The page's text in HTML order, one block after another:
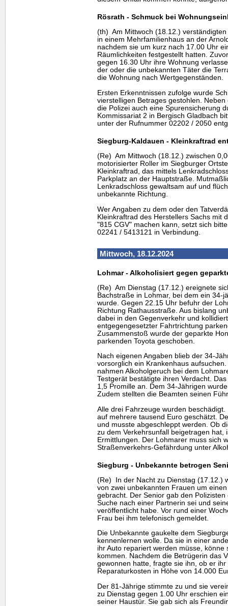
Rösrath - Schmuck bei
(th) Am Mittwoch (18.12.)
in einem Mehrfamilienhaus an der
nachdem sie um kurz nach 17.00 Uhr
Räumlichkeiten festgestellt hatten.
gegen 16.30 Uhr ihre Wohnung
der oder die unbekannten Täter die
die Wohnung nach Wertgegenständen.
Ersten Erkenntnissen zufolge wurde
vierstelligen Betrages gestohlen.
die Polizei auch eine Spurensicherung
Kommissariat 2 in Bergisch Gladbach
unter der Rufnummer 02202 / 2050
Siegburg-Kaldauen - Kleinkraftrad
(Re) Am Mittwoch (18.12.) zwischen
motorisierter Roller im Siegburger
Kleinkraftrad, das mittels
Parkplatz an der Hauptstraße.
Lenkradschloss gewaltsam auf und
unbekannte Richtung.
Wer Angaben zu dem oder den
Kleinkraftrad des Herstellers Sachs mit
"815 CGV" machen kann, setzt sich
02241 / 5413121 in Verbindung.
Mittwoch, 18.12.2024
Lohmar - Alkoholisiert gegen
(Re) Am Dienstag (17.12.) ereignete
Bachstraße in Lohmar, bei dem ein 34-
wurde. Gegen 22.15 Uhr befuhr der
Richtung Rathausstraße. Aus bislang
dabei in den Gegenverkehr und
entgegengesetzter Fahrtrichtung
Zusammenstoß wurde der geparkte
parkenden Toyota geschoben.
Nach eigenen Angaben blieb der 34-
vorsorglich ein Krankenhaus
nahmen Alkoholgeruch bei dem
Testgerät bestätigte ihren Verdacht.
1,5 Promille an. Dem 34-Jährigen
Zudem stellten die Beamten seinen
Alle drei Fahrzeuge wurden
auf mehrere tausend Euro geschätzt.
und musste abgeschleppt werden. Ob
zu dem Verkehrsunfall beigetragen hat,
Ermittlungen. Der Lohmarer muss sich
Straßenverkehrs-Gefährdung unter
Siegburg - Unbekannte betrogen
(Re) In der Nacht zu Dienstag (17.12.)
von zwei unbekannten Frauen um
gebracht. Der Senior gab den
Suche nach einer Partnerin sei und
veröffentlicht habe. Vor rund einer
Frau bei ihm telefonisch gemeldet.
Die Unbekannte gaukelte dem
kennenlernen wolle. Da sie in einer
ihr Auto repariert werden müsse, könne
kommen. Nachdem die Betrügerin das
gewonnen hatte, fragte sie ihn, ob er
Reparaturkosten in Höhe von 14.000
Der 81-Jährige stimmte zu und sie
zu Dienstag gegen 1.00 Uhr erschien
seiner Haustür. Sie gab sich als